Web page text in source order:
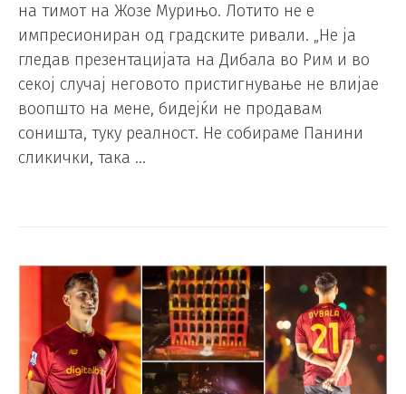
на тимот на Жозе Мурињо. Лотито не е
импресиониран од градските ривали. „Не ја
гледав презентацијата на Дибала во Рим и во
секој случај неговото пристигнување не влијае
воопшто на мене, бидејќи не продавам
соништа, туку реалност. Не собираме Панини
сликички, така …